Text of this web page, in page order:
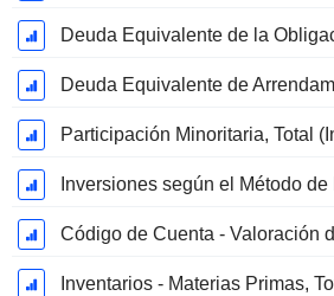
Participación Minoritaria, Total
Código de Cuenta - Valoración
Inventarios - Materias Primas,